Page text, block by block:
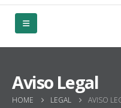
Aviso Legal
HOME LEGAL AVISO